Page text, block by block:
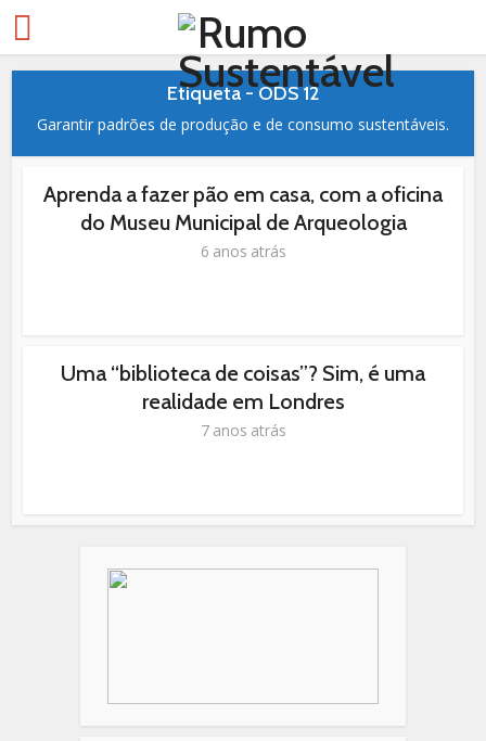
Etiqueta - ODS 12
Garantir padrões de produção e de consumo sustentáveis.
Aprenda a fazer pão em casa, com a oficina
do Museu Municipal de Arqueologia
6 anos atrás
Uma “biblioteca de coisas”? Sim, é uma
realidade em Londres
7 anos atrás